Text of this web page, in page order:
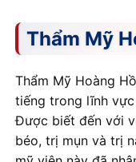
Thẩm Mỹ
Thẩm Mỹ Hoàng
tiếng trong lĩnh
Được biết đến với
béo, trị mụn và trị